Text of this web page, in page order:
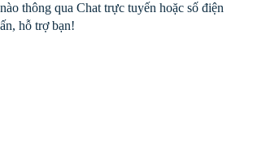
thông qua Chat trực tuyến hoặc số điện
hỗ trợ bạn!